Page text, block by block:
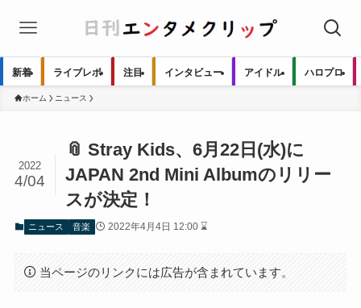
新着 ライブレポ 注目 インタビュー アイドル ハロプロ
ホーム ニュース
📎 Stray Kids、6月22日(水)に
JAPAN 2nd Mini Albumのリリー
スが決定！
2022
4/04
ニュース 音楽 2022年4月4日 12:00 ⌛
当ページのリンクには広告が含まれています。